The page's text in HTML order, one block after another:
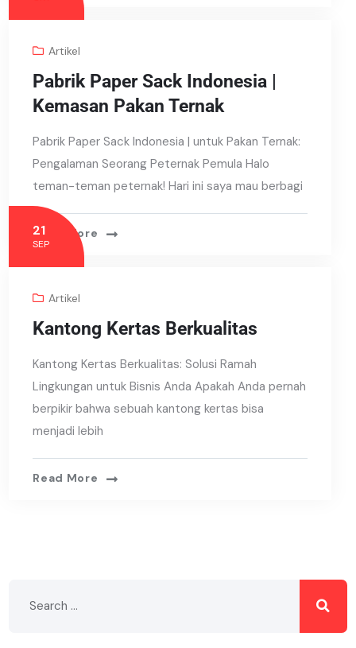
Artikel
Pabrik Paper Sack Indonesia |
Kemasan Pakan Ternak
Pabrik Paper Sack Indonesia | untuk Pakan Ternak:
Pengalaman Seorang Peternak Pemula Halo
teman-teman peternak! Hari ini saya mau berbagi
Read More
21
SEP
Artikel
Kantong Kertas Berkualitas
Kantong Kertas Berkualitas: Solusi Ramah
Lingkungan untuk Bisnis Anda Apakah Anda pernah
berpikir bahwa sebuah kantong kertas bisa
menjadi lebih
Read More